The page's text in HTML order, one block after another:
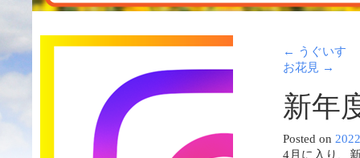
← うぐいす
お花見 →
新年
Posted on
4月に入り、